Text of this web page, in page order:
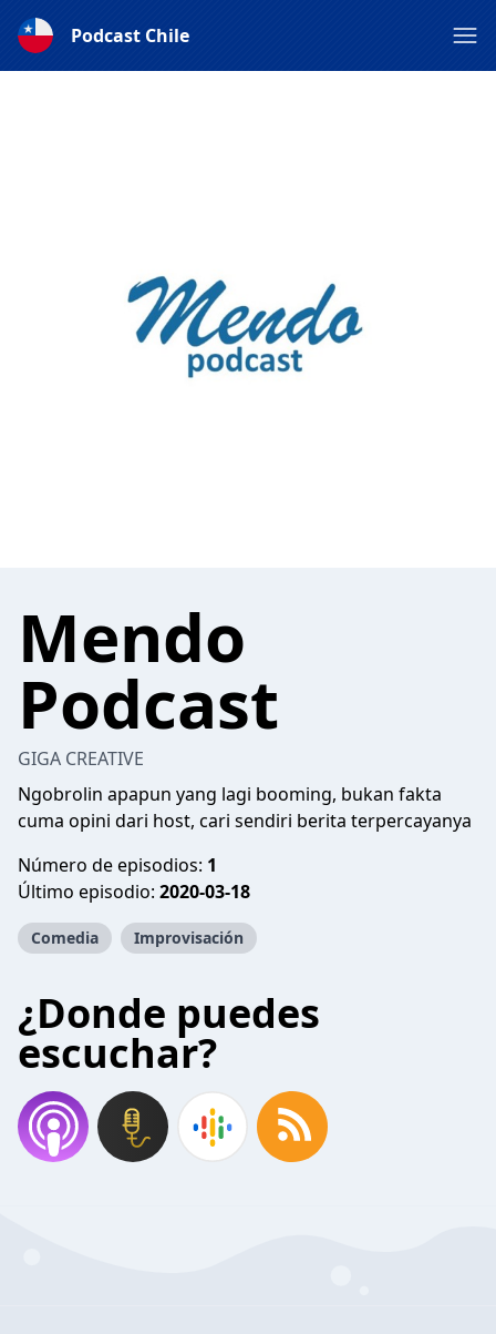
Podcast Chile
Mendo
Podcast
GIGA CREATIVE
Ngobrolin apapun yang lagi booming, bukan fakta
cuma opini dari host, cari sendiri berita terpercayanya
Número de episodios: 1
Último episodio: 2020-03-18
Comedia Improvisación
¿Donde puedes
escuchar?